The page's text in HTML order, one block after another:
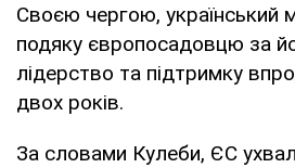
Своєю чергою, український
подяку європосадовцю за
лідерство та підтримку
двох років.
За словами Кулеби, ЄС